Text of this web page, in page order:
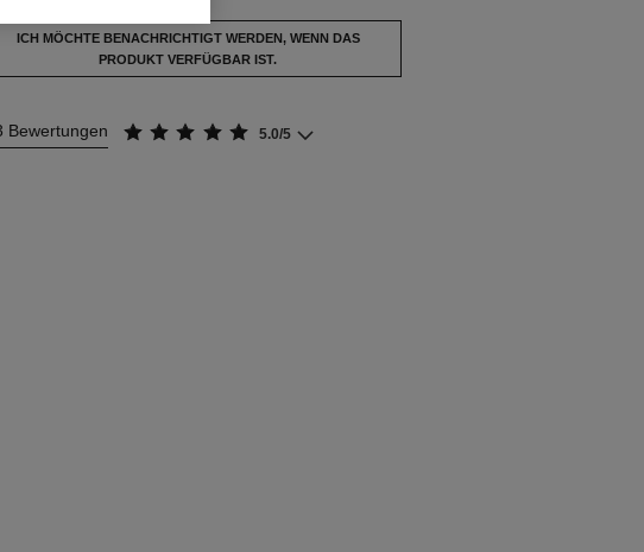
ICH MÖCHTE BENACHRICHTIGT WERDEN, WENN DAS
PRODUKT VERFÜGBAR IST.
Bewertungen 5.0/5